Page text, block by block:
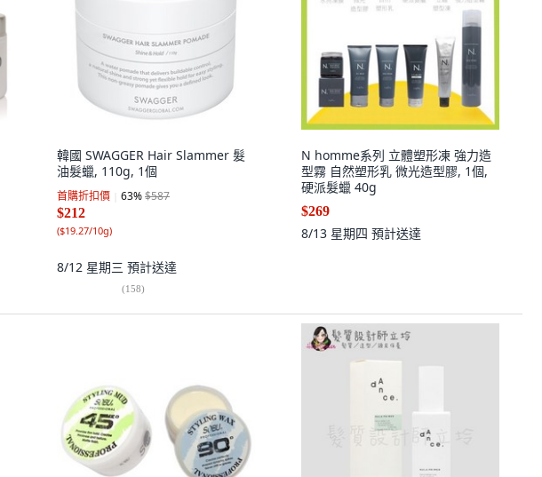
韓國 SWAGGER Hair Slammer 髮
油髮蠟, 110g, 1個
首購折扣價 63%$587
$212
($19.27/10g)
8/12 星期三 預計送達
(158)
N homme系列 立體塑形凍 強力造
型霧 自然塑形乳 微光造型膠, 1個,
硬派髮蠟 40g
$269
8/13 星期四 預計送達